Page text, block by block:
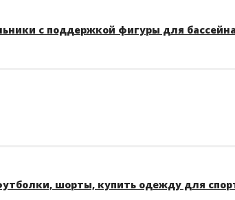
с поддержкой фигуры для
шорты, купить одежду для